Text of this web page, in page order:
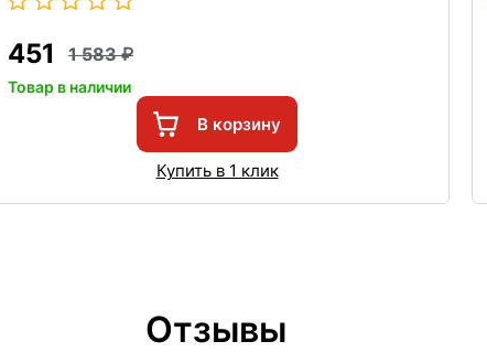
451 1 583
Товар в наличии
В корзину
Купить в 1 клик
Отзывы